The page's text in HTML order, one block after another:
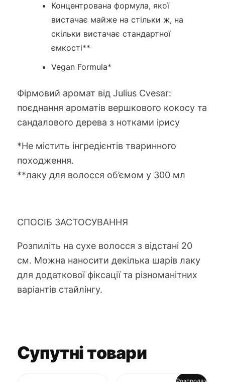
Концентрована формула, якої
вистачає майже на стільки ж, на
скільки вистачає стандартної
ємкості**
Vegan Formula*
Фірмовий аромат від Julius Cvesar:
поєднання ароматів вершкового кокосу та
сандалового дерева з нотками ірису
*Не містить інгредієнтів тваринного
походження.
**лаку для волосся об’ємом у 300 мл
СПОСІБ ЗАСТОСУВАННЯ
Розпиліть на сухе волосся з відстані 20
см. Можна наносити декілька шарів лаку
для додаткової фіксації та різноманітних
варіантів стайлінгу.
Супутні товари